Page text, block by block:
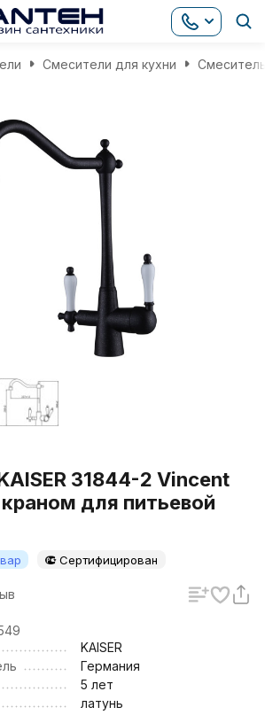
Смесители для кухни
31844-2 Vincent
для питьевой
Сертифицирован
KAISER
Германия
5 лет
латунь